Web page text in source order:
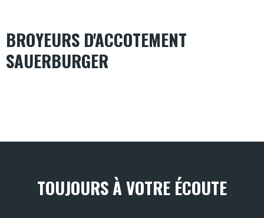
BROYEURS D'ACCOTEMENT
SAUERBURGER
TOUJOURS À VOTRE ÉCOUTE